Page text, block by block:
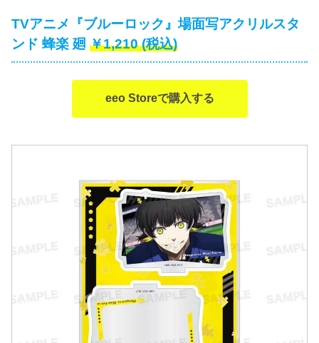
TVアニメ『ブルーロック』場面写アクリルスタ
ンド 蜂楽 廻 ￥1,210 (税込)
eeo Storeで購入する